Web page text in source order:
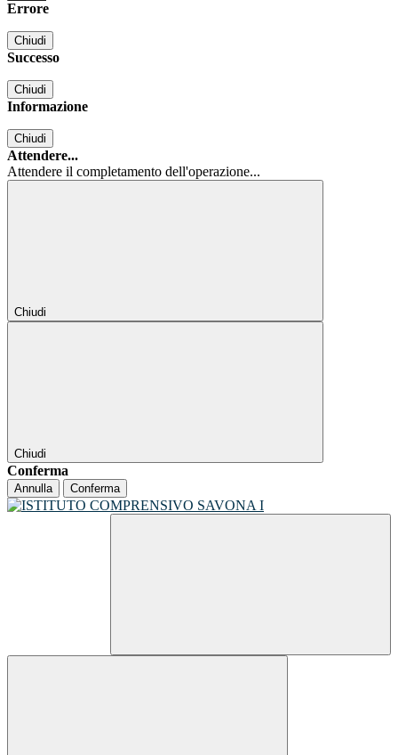
Errore
Chiudi
Successo
Chiudi
Informazione
Chiudi
Attendere...
Attendere il completamento dell'operazione...
Chiudi
Chiudi
Conferma
Annulla Conferma